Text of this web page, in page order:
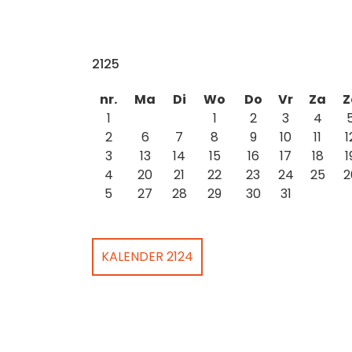
2125
nr.
Ma Di Wo Do Vr Za
1
1 2 3 4
2
6 7 8 9 10 11
3
13 14 15 16 17 18
4
20 21 22 23 24 25
5
27 28 29 30 31
KALENDER 2124